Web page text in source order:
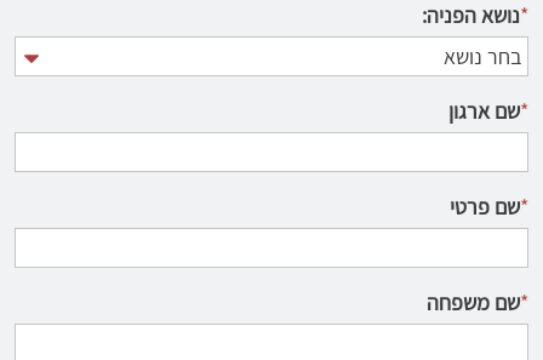
נושא הפניה:*
שם ארגון*
שם פרטי*
שם משפחה*